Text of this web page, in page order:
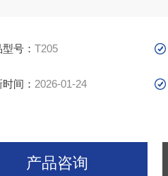
型号：T205
间： 2026-01-24
产品咨询